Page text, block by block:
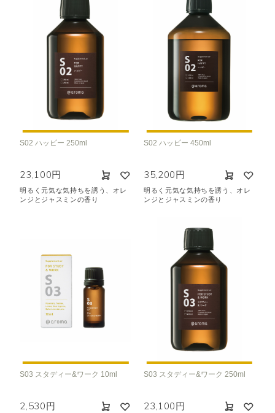
S02 ハッピー 250ml
23,100円
明るく元気な気持ちを誘う、オレ
ンジとジャスミンの香り
S02 ハッピー 450ml
35,200円
明るく元気な気持ちを誘う、オレ
ンジとジャスミンの香り
S03 スタディー&ワーク 10ml
2,530円
S03 スタディー&ワーク 250ml
23,100円